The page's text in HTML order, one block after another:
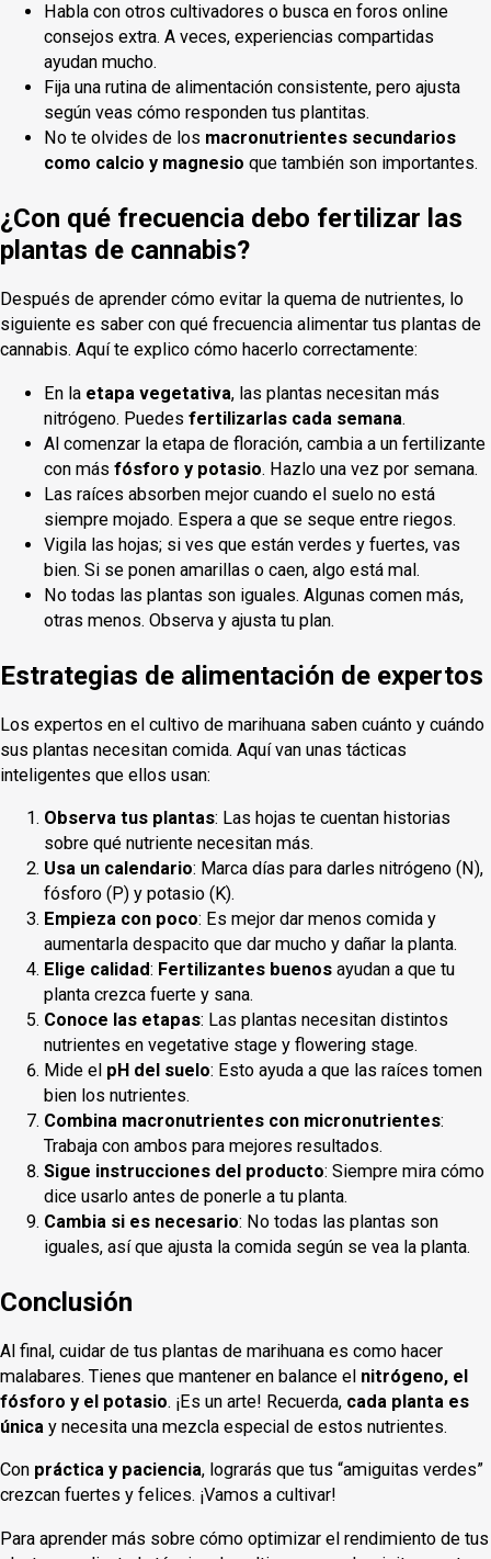
Habla con otros cultivadores o busca en foros online
consejos extra. A veces, experiencias compartidas
ayudan mucho.
Fija una rutina de alimentación consistente, pero ajusta
según veas cómo responden tus plantitas.
No te olvides de los macronutrientes secundarios
como calcio y magnesio que también son importantes.
¿Con qué frecuencia debo fertilizar las
plantas de cannabis?
Después de aprender cómo evitar la quema de nutrientes, lo
siguiente es saber con qué frecuencia alimentar tus plantas de
cannabis. Aquí te explico cómo hacerlo correctamente:
En la etapa vegetativa, las plantas necesitan más
nitrógeno. Puedes fertilizarlas cada semana.
Al comenzar la etapa de floración, cambia a un fertilizante
con más fósforo y potasio. Hazlo una vez por semana.
Las raíces absorben mejor cuando el suelo no está
siempre mojado. Espera a que se seque entre riegos.
Vigila las hojas; si ves que están verdes y fuertes, vas
bien. Si se ponen amarillas o caen, algo está mal.
No todas las plantas son iguales. Algunas comen más,
otras menos. Observa y ajusta tu plan.
Estrategias de alimentación de expertos
Los expertos en el cultivo de marihuana saben cuánto y cuándo
sus plantas necesitan comida. Aquí van unas tácticas
inteligentes que ellos usan:
Observa tus plantas: Las hojas te cuentan historias
sobre qué nutriente necesitan más.
Usa un calendario: Marca días para darles nitrógeno (N),
fósforo (P) y potasio (K).
Empieza con poco: Es mejor dar menos comida y
aumentarla despacito que dar mucho y dañar la planta.
Elige calidad: Fertilizantes buenos ayudan a que tu
planta crezca fuerte y sana.
Conoce las etapas: Las plantas necesitan distintos
nutrientes en vegetative stage y flowering stage.
Mide el pH del suelo: Esto ayuda a que las raíces tomen
bien los nutrientes.
Combina macronutrientes con micronutrientes:
Trabaja con ambos para mejores resultados.
Sigue instrucciones del producto: Siempre mira cómo
dice usarlo antes de ponerle a tu planta.
Cambia si es necesario: No todas las plantas son
iguales, así que ajusta la comida según se vea la planta.
Conclusión
Al final, cuidar de tus plantas de marihuana es como hacer
malabares. Tienes que mantener en balance el nitrógeno, el
fósforo y el potasio. ¡Es un arte! Recuerda, cada planta es
única y necesita una mezcla especial de estos nutrientes.
Con práctica y paciencia, lograrás que tus “amiguitas verdes”
crezcan fuertes y felices. ¡Vamos a cultivar!
Para aprender más sobre cómo optimizar el rendimiento de tus